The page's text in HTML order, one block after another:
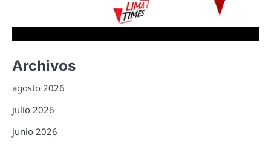
Archivos
agosto 2026
julio 2026
junio 2026